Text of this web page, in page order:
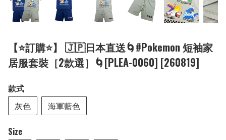
【⭐訂購⭐】 🇯🇵日本直送🌀#Pokemon 短袖家
居服套裝［2款選］🌀[PLEA-0060] [260819]
款式
灰色
海軍藍色
Size